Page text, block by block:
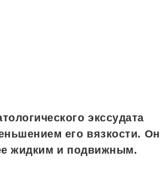
экссудата
его вязкости. Он
жидким и подвижным.